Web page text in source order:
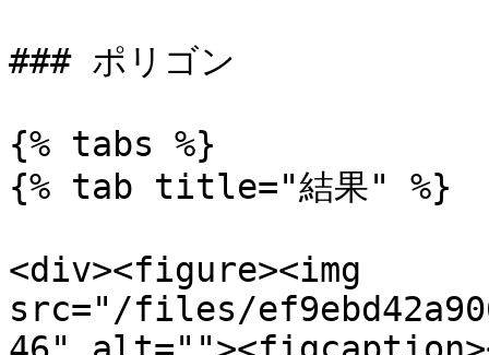
### ポリゴン
{% tabs %}
{% tab title="結果" %}
<div><figure><img
src="/files/